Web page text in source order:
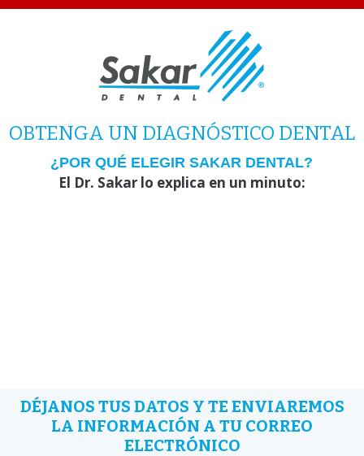
OBTENGA UN DIAGNÓSTICO DENTAL
¿POR QUÉ ELEGIR SAKAR DENTAL?
El Dr. Sakar lo explica en un minuto:
DÉJANOS TUS DATOS Y TE ENVIAREMOS
LA INFORMACIÓN A TU CORREO
ELECTRÓNICO